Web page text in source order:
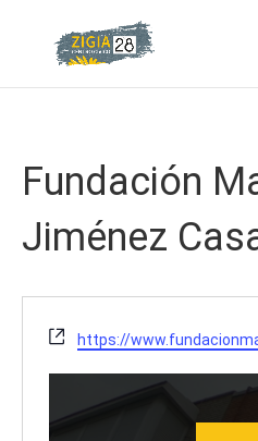
Fundación
Jiménez
Website
https://